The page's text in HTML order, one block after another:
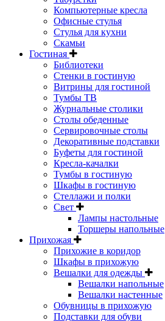
Компьютерные кресла
Офисные стулья
Стулья для кухни
Скамьи
Гостиная
Библиотеки
Стенки в гостиную
Витрины для гостиной
Тумбы ТВ
Журнальные столики
Столы обеденные
Сервировочные столы
Декоративные подставки
Буфеты для гостиной
Кресла-качалки
Тумбы в гостиную
Шкафы в гостиную
Стеллажи и полки
Свет
Лампы настольные
Торшеры напольные
Прихожая
Прихожие в коридор
Шкафы в прихожую
Вешалки для одежды
Вешалки напольные
Вешалки настенные
Обувницы в прихожую
Подставки для обуви